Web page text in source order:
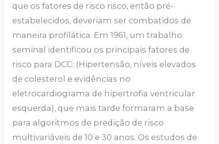
que os fatores de risco risco, então pré-
estabelecidos, deveriam ser combatidos de
maneira profilática. Em 1961, um trabalho
seminal identificou os principais fatores de
risco para DCC: (Hipertensão, níveis elevados
de colesterol e evidências no
eletrocardiograma de hipertrofia ventricular
esquerda), que mais tarde formaram a base
para algoritmos de predição de risco
multivariáveis de 10 e 30 anos. Os estudos de